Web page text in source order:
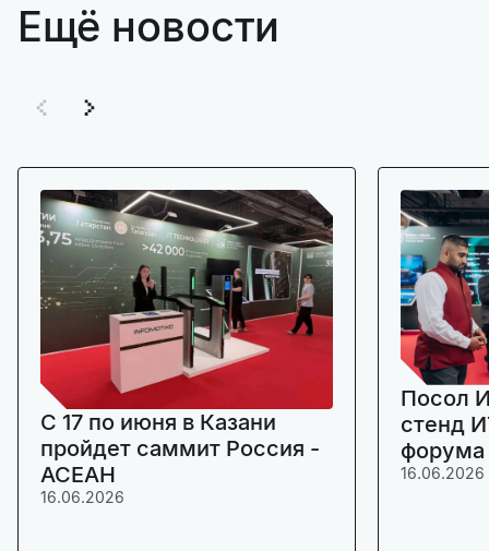
Ещё новости
C 17 по июня в Казани
пройдет саммит Россия -
АСЕАН
16.06.2026
Посол
стенд
16.06.2026